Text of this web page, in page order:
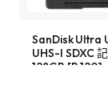
SanDisk Ultra
UHS-I SDXC
128GB [R:120]